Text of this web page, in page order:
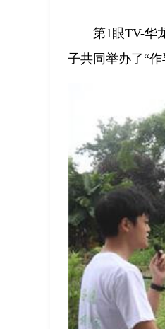
第1眼TV-华
子共同举办了“作